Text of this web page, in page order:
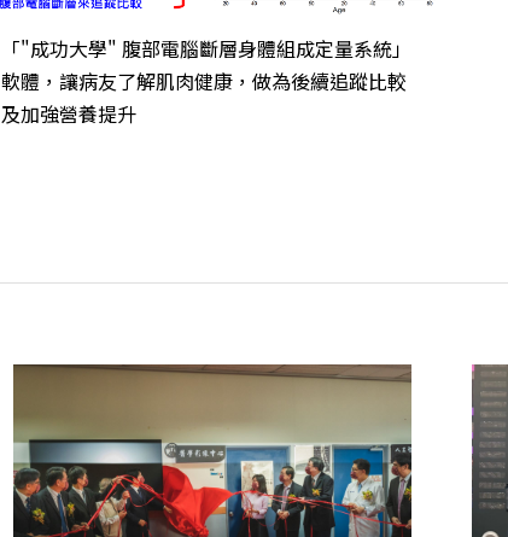
「"成功大學" 腹部電腦斷層身體組成定量系統」
軟體，讓病友了解肌肉健康，做為後續追蹤比較
及加強營養提升